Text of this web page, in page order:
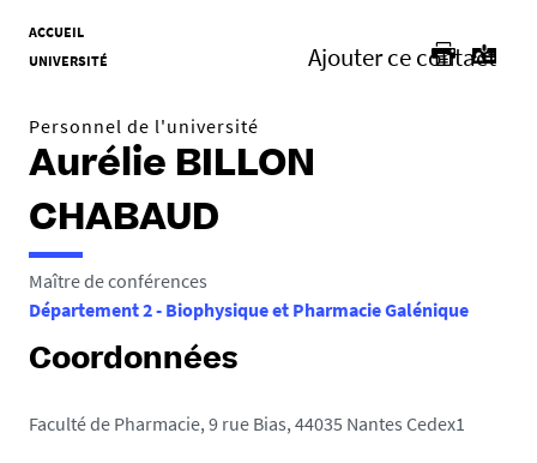
V
o
s
t
e
s
i
c
i
ACCUEIL
UNIVERSITÉ
Ajouter ce contact
Personnel de l'université
Aurélie BILLON
CHABAUD
Maître de conférences
Département 2 - Biophysique et Pharmacie Galénique
Coordonnées
Faculté de Pharmacie, 9 rue Bias, 44035 Nantes Cedex1